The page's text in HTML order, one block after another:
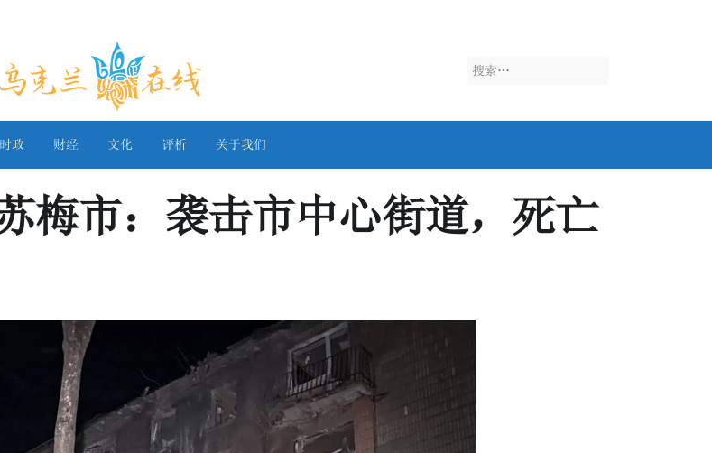
兰在线
搜
时政 财经 文化 评析 关于我们
梅市：袭击市中心街道，死亡